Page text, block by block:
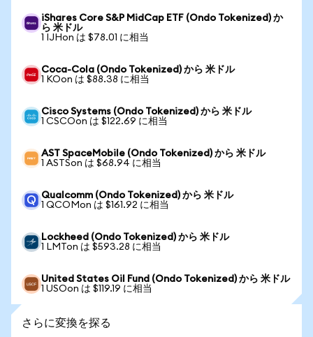
iShares Core S&P MidCap ETF (Ondo Tokenized) か
ら 米ドル
1 IJHon は $78.01 に相当
Coca-Cola (Ondo Tokenized) から 米ドル
1 KOon は $88.38 に相当
Cisco Systems (Ondo Tokenized) から 米ドル
1 CSCOon は $122.69 に相当
AST SpaceMobile (Ondo Tokenized) から 米ドル
1 ASTSon は $68.94 に相当
Qualcomm (Ondo Tokenized) から 米ドル
1 QCOMon は $161.92 に相当
Lockheed (Ondo Tokenized) から 米ドル
1 LMTon は $593.28 に相当
United States Oil Fund (Ondo Tokenized) から 米ドル
1 USOon は $119.19 に相当
さらに変換を探る